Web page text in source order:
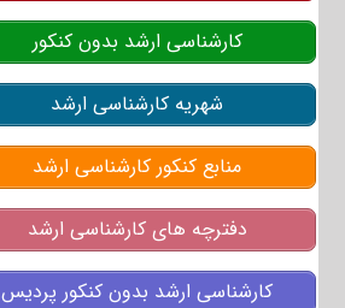
کارشناسی ارشد بدون کنکور
شهریه کارشناسی ارشد
منابع کنکور کارشناسی ارشد
دفترچه های کارشناسی ارشد
کارشناسی ارشد بدون کنکور پردیس